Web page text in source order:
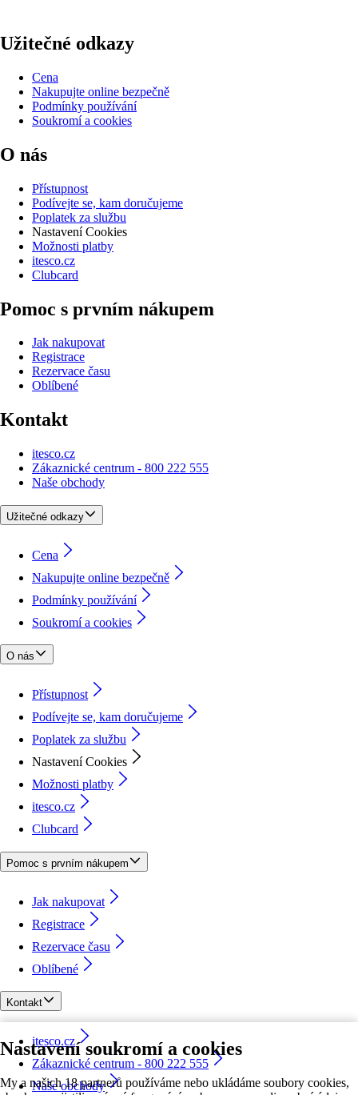
Nastavení soukromí a cookies
My a našich 18 partnerů používáme nebo ukládáme soubory cookies,
Užitečné odkazy
Cena
Nakupujte online bezpečně
Podmínky používání
Soukromí a cookies
O nás
Přístupnost
Podívejte se, kam doručujeme
Poplatek za službu
Nastavení Cookies
Možnosti platby
itesco.cz
Clubcard
Pomoc s prvním nákupem
Jak nakupovat
Registrace
Rezervace času
Oblíbené
Kontakt
itesco.cz
Zákaznické centrum - 800 222 555
Naše obchody
Užitečné odkazy
Cena
Nakupujte online bezpečně
Podmínky používání
Soukromí a cookies
O nás
Přístupnost
Podívejte se, kam doručujeme
Poplatek za službu
Nastavení Cookies
Možnosti platby
itesco.cz
Clubcard
Pomoc s prvním nákupem
Jak nakupovat
Registrace
Rezervace času
Oblíbené
Kontakt
itesco.cz
Zákaznické centrum - 800 222 555
Naše obchody